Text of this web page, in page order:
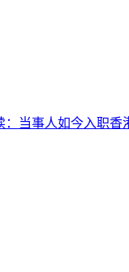
当事人如今入职香